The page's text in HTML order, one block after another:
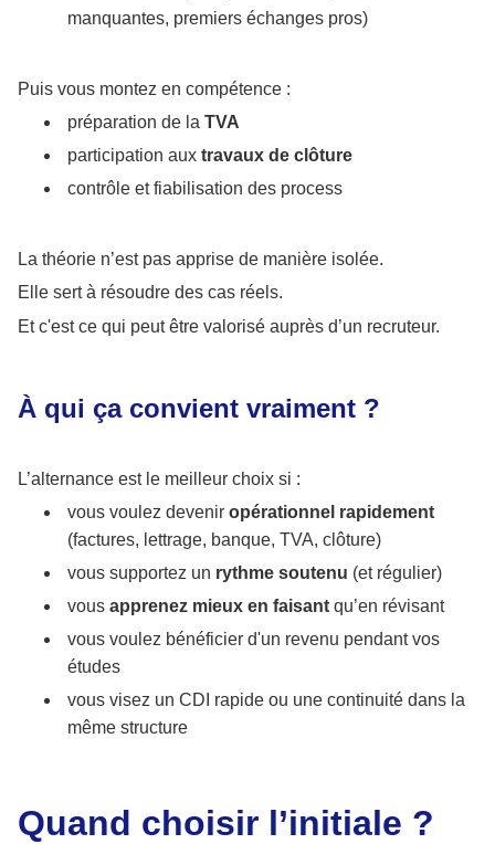
manquantes, premiers échanges pros)
Puis vous montez en compétence :
préparation de la TVA
participation aux travaux de clôture
contrôle et fiabilisation des process
La théorie n’est pas apprise de manière isolée.
Elle sert à résoudre des cas réels.
Et c'est ce qui peut être valorisé auprès d’un recruteur.
À qui ça convient vraiment ?
L’alternance est le meilleur choix si :
vous voulez devenir opérationnel rapidement
(factures, lettrage, banque, TVA, clôture)
vous supportez un rythme soutenu (et régulier)
vous apprenez mieux en faisant qu’en révisant
vous voulez bénéficier d'un revenu pendant vos
études
vous visez un CDI rapide ou une continuité dans la
même structure
Quand choisir l’initiale ?